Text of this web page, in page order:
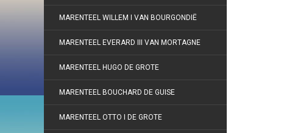
MARENTEEL WILLEM I VAN BOURGONDIË
MARENTEEL EVERARD III VAN MORTAGNE
MARENTEEL HUGO DE GROTE
MARENTEEL BOUCHARD DE GUISE
MARENTEEL OTTO I DE GROTE